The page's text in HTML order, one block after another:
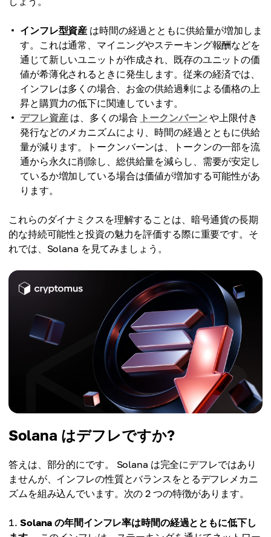
インフレ型資産 は時間の経過とともに供給量が増加しま
す。これは通常、マイニングやステーキング報酬などを
通じて新しいユニットが作成され、既存のユニットの価
値が希薄化されるときに発生します。従来の経済では、
インフレは多くの場合、お金の供給過剰による価格の上
昇と購買力の低下に関連しています。
デフレ資産は、多くの場合 トークンバーンや上限付き
発行などのメカニズムにより、時間の経過とともに供給
量が減ります。トークンバーンは、トークンの一部を流
通から永久に削除し、総供給量を減らし、需要が安定し
ているか増加している場合は価値が増加する可能性があ
ります。
これらのダイナミクスを理解することは、暗号通貨の長期
的な持続可能性と投資の魅力を評価する際に重要です。そ
れでは、Solana を見てみましょう。
Solana はデフレですか?
答えは、部分的にです。 Solana は完全にデフレではあり
ませんが、インフレの性質とバランスをとるデフレメカニ
ズムを組み込んでいます。次の 2 つの特徴があります。
Solana の年間インフレ率は時間の経過とともに低下し